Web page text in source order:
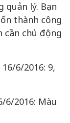
quản lý. Bạn
thành công
cần chủ động
6/2016: 9,
6/2016: Màu